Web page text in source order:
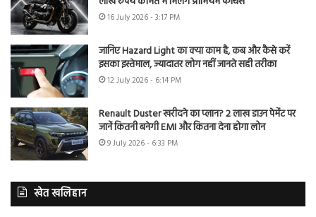
16 July 2026 - 3:17 PM
जानिए Hazard Light का क्या काम है, कब और कैसे करें
इसका इस्तेमाल, ज्यादातर लोग नहीं जानते सही तरीका
12 July 2026 - 6:14 PM
Renault Duster खरीदने का प्लान? 2 लाख डाउन पेमेंट पर
जानें कितनी बनेगी EMI और कितना देना होगा लोन
9 July 2026 - 6:33 PM
खेत खलिहान